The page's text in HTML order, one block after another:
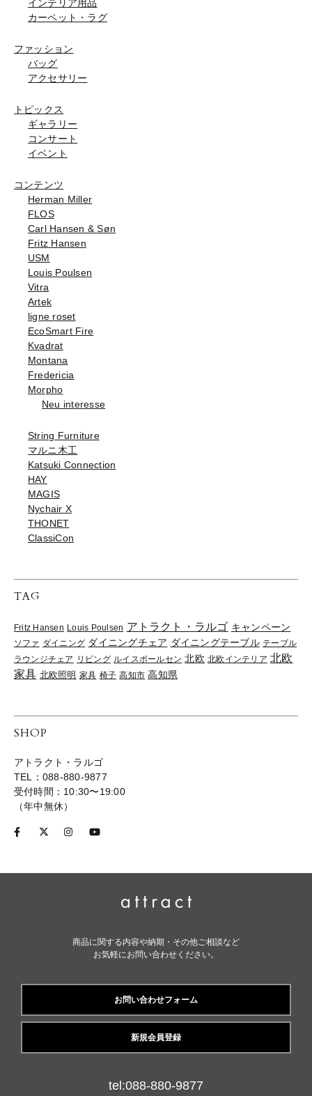
インテリア用品
カーペット・ラグ
ファッション
バッグ
アクセサリー
トピックス
ギャラリー
コンサート
イベント
コンテンツ
Herman Miller
FLOS
Carl Hansen & Søn
Fritz Hansen
USM
Louis Poulsen
Vitra
Artek
ligne roset
EcoSmart Fire
Kvadrat
Montana
Fredericia
Morpho
Neu interesse
String Furniture
マルニ木工
Katsuki Connection
HAY
MAGIS
Nychair X
THONET
ClassiCon
TAG
Fritz Hansen Louis Poulsen アトラクト・ラルゴ キャンペーン
ソファ ダイニング ダイニングチェア ダイニングテーブル テーブル
ラウンジチェア リビング ルイスポールセン 北欧 北欧インテリア 北欧
家具 北欧照明 家具 椅子 高知市 高知県
SHOP
アトラクト・ラルゴ
TEL：088-880-9877
受付時間：10:30〜19:00
（年中無休）
商品に関する内容や納期・その他ご相談など
お気軽にお問い合わせください。
お問い合わせフォーム
新規会員登録
tel:088-880-9877